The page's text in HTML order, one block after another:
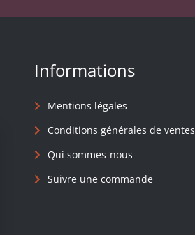
Informations
Mentions légales
Conditions générales de ventes
Qui sommes-nous
Suivre une commande